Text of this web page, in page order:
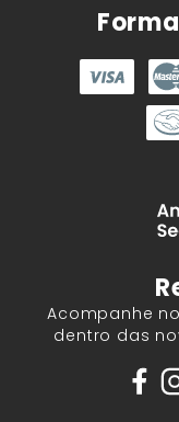
Acompanhe
dentro das